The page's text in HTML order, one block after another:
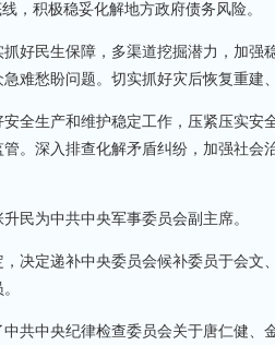
，积极稳妥化解地方政府债务风险。
民生保障，多渠道挖掘潜力，加强
难愁盼问题。切实抓好灾后恢复重建
生产和维护稳定工作，压紧压实安
。深入排查化解矛盾纠纷，加强社
为中共中央军事委员会副主席。
定递补中央委员会候补委员于会文
中央纪律检查委员会关于唐仁健、